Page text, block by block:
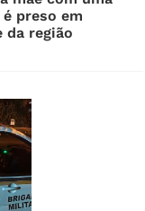
preso em
da região